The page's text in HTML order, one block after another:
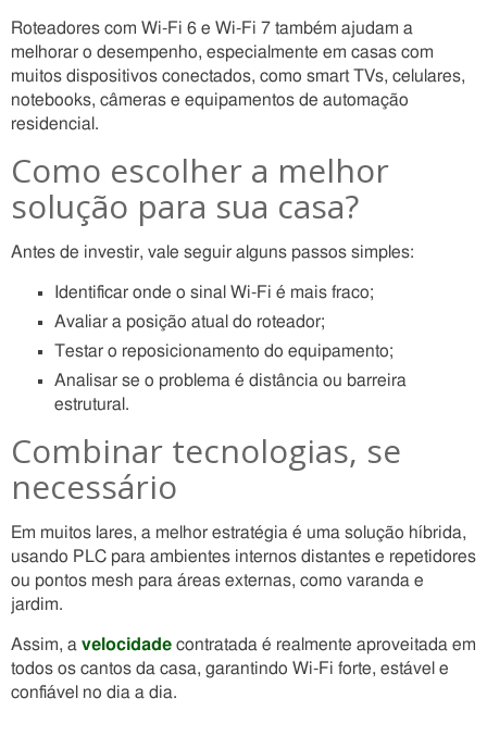
Roteadores com Wi-Fi 6 e Wi-Fi 7 também ajudam a
melhorar o desempenho, especialmente em casas com
muitos dispositivos conectados, como smart TVs, celulares,
notebooks, câmeras e equipamentos de automação
residencial.
Como escolher a melhor
solução para sua casa?
Antes de investir, vale seguir alguns passos simples:
Identificar onde o sinal Wi-Fi é mais fraco;
Avaliar a posição atual do roteador;
Testar o reposicionamento do equipamento;
Analisar se o problema é distância ou barreira
estrutural.
Combinar tecnologias, se
necessário
Em muitos lares, a melhor estratégia é uma solução híbrida,
usando PLC para ambientes internos distantes e repetidores
ou pontos mesh para áreas externas, como varanda e
jardim.
Assim, a velocidade contratada é realmente aproveitada em
todos os cantos da casa, garantindo Wi-Fi forte, estável e
confiável no dia a dia.